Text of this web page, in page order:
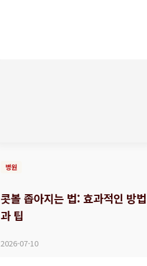
병원
콧볼 좁아지는 법: 효과적인 방법
과 팁
2026-07-10